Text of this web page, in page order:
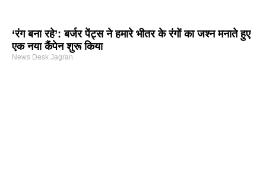
‘रंग बना रहे’: बर्जर पेंट्स ने हमारे भीतर के रंगों का जश्न मनाते हुए
एक नया कैंपेन शुरू किया
News Desk Jagran